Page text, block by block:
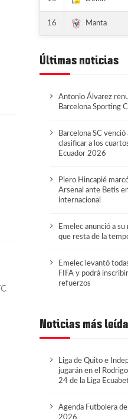
16 Manta
Últimas noticias
Antonio Álvarez
Barcelona Sporting
Barcelona SC
clasificar a los
Ecuador 2026
Piero Hincapié
Arsenal ante Betis
internacional
Emelec anunció a
que resta de la
Emelec levantó
FIFA y podrá
refuerzos
Noticias más
Liga de Quito e
jugarán en el
24 de la Liga
Agenda Futbolera
2026